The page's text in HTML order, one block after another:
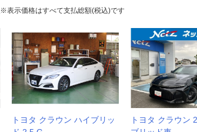
※表示価格はすべて支払総額(税込)です
トヨタ クラウン ハイブリッ
トヨタ クラウン